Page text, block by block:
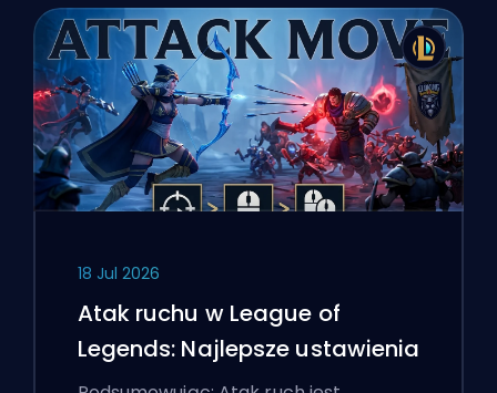
18 Jul 2026
Atak ruchu w League of
Legends: Najlepsze ustawienia